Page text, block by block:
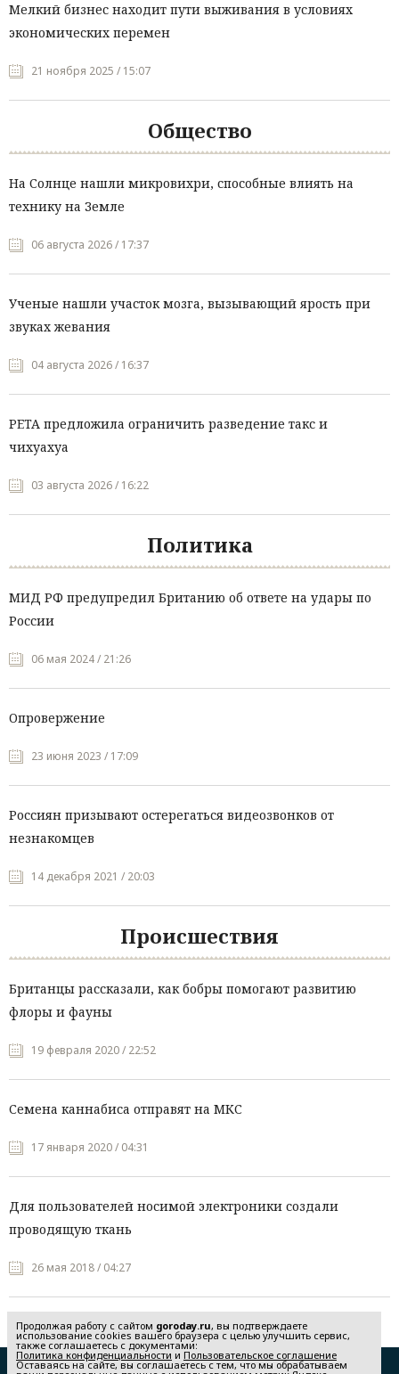
Мелкий бизнес находит пути выживания в условиях
экономических перемен
21 ноября 2025 / 15:07
Общество
На Солнце нашли микровихри, способные влиять на
технику на Земле
06 августа 2026 / 17:37
Ученые нашли участок мозга, вызывающий ярость при
звуках жевания
04 августа 2026 / 16:37
PETA предложила ограничить разведение такс и
чихуахуа
03 августа 2026 / 16:22
Политика
МИД РФ предупредил Британию об ответе на удары по
России
06 мая 2024 / 21:26
Опровержение
23 июня 2023 / 17:09
Россиян призывают остерегаться видеозвонков от
незнакомцев
14 декабря 2021 / 20:03
Происшествия
Британцы рассказали, как бобры помогают развитию
флоры и фауны
19 февраля 2020 / 22:52
Семена каннабиса отправят на МКС
17 января 2020 / 04:31
Для пользователей носимой электроники создали
проводящую ткань
26 мая 2018 / 04:27
Продолжая работу с сайтом goroday.ru, вы подтверждаете
использование cookies вашего браузера с целью улучшить сервис,
также соглашаетесь с документами:
Политика конфиденциальности и Пользовательское соглашение
Оставаясь на сайте, вы соглашаетесь с тем, что мы обрабатываем